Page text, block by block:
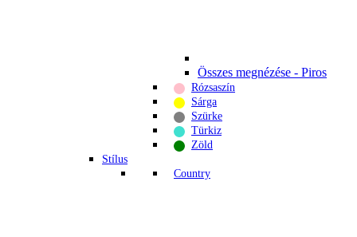
Összes megnézése - Piros
Rózsaszín
Sárga
Szürke
Türkiz
Zöld
Stílus
Country